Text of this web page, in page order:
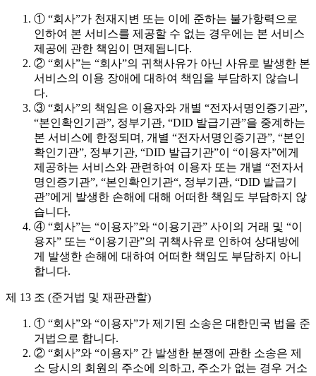
① “회사”가 천재지변 또는 이에 준하는 불가항력으로
인하여 본 서비스를 제공할 수 없는 경우에는 본 서비스
제공에 관한 책임이 면제됩니다.
② “회사”는 “회사”의 귀책사유가 아닌 사유로 발생한 본
서비스의 이용 장애에 대하여 책임을 부담하지 않습니
다.
③ “회사”의 책임은 이용자와 개별 “전자서명인증기관”,
“본인확인기관”, 정부기관, “DID 발급기관”을 중계하는
본 서비스에 한정되며, 개별 “전자서명인증기관”, “본인
확인기관”, 정부기관, “DID 발급기관”이 “이용자”에게
제공하는 서비스와 관련하여 이용자 또는 개별 “전자서
명인증기관”, “본인확인기관“, 정부기관, “DID 발급기
관”에게 발생한 손해에 대해 어떠한 책임도 부담하지 않
습니다.
④ “회사”는 “이용자”와 “이용기관” 사이의 거래 및 “이
용자” 또는 “이용기관”의 귀책사유로 인하여 상대방에
게 발생한 손해에 대하여 어떠한 책임도 부담하지 아니
합니다.
제 13 조 (준거법 및 재판관할)
① “회사”와 “이용자”가 제기된 소송은 대한민국 법을 준
거법으로 합니다.
② “회사”와 “이용자” 간 발생한 분쟁에 관한 소송은 제
소 당시의 회원의 주소에 의하고, 주소가 없는 경우 거소